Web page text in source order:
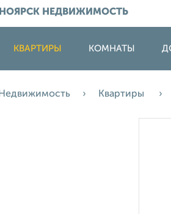
НЕДВИЖИМОСТЬ
КВАРТИРЫ КОМНАТЫ
Квартиры